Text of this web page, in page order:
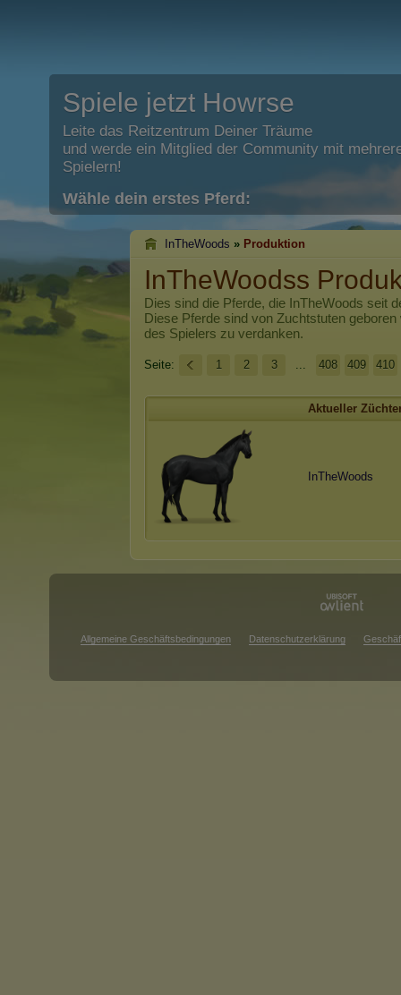
Spiele jetzt Howrse
Leite das Reitzentrum Deiner Träume
und werde ein Mitglied der Community mit
Spielern!
Wähle dein erstes Pferd:
InTheWoods » Produktion
InTheWoodss
Dies sind die Pferde, die InTheWoods seit
Diese Pferde sind von Zuchtstuten
des Spielers zu verdanken.
Seite: 1 2 3 ... 408 409 410
Aktueller
InTheWoods
Allgemeine Geschäftsbedingungen Datenschutzerklärung